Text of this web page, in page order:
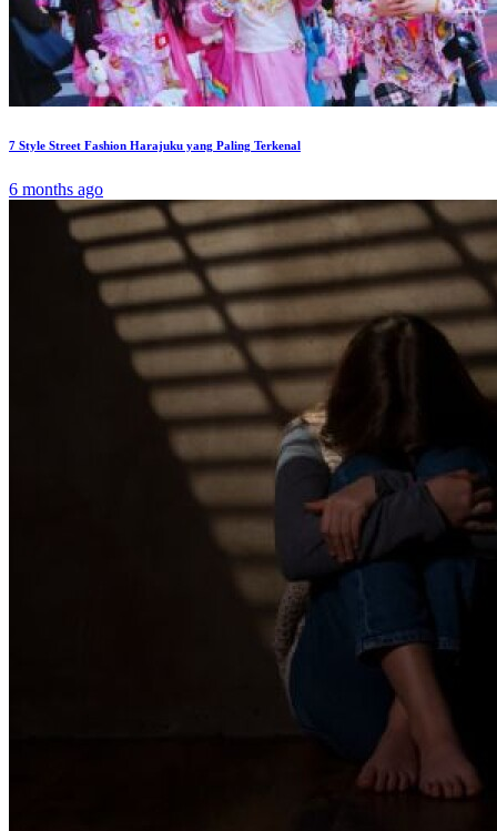
7 Style Street Fashion Harajuku yang Paling Terkenal
6 months ago